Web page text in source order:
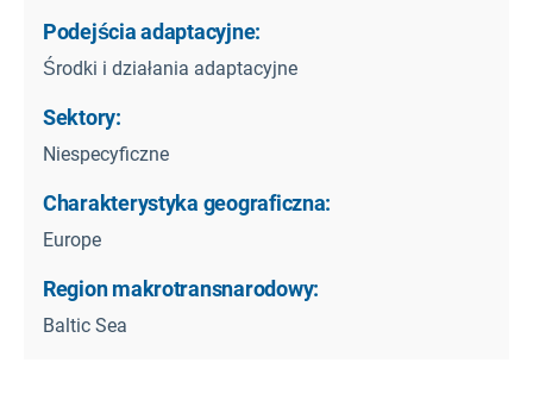
Podejścia adaptacyjne:
Środki i działania adaptacyjne
Sektory:
Niespecyficzne
Charakterystyka geograficzna:
Europe
Region makrotransnarodowy:
Baltic Sea